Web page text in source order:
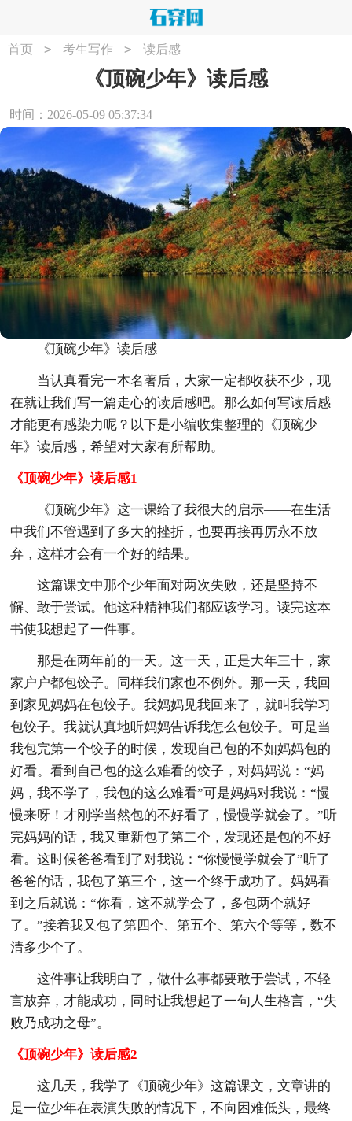
首页 > 考生写作 > 读后感
《顶碗少年》读后感
时间：2026-05-09 05:37:34
《顶碗少年》读后感
当认真看完一本名著后，大家一定都收获不少，现
在就让我们写一篇走心的读后感吧。那么如何写读后感
才能更有感染力呢？以下是小编收集整理的《顶碗少
年》读后感，希望对大家有所帮助。
《顶碗少年》读后感1
《顶碗少年》这一课给了我很大的启示——在生活
中我们不管遇到了多大的挫折，也要再接再厉永不放
弃，这样才会有一个好的结果。
这篇课文中那个少年面对两次失败，还是坚持不
懈、敢于尝试。他这种精神我们都应该学习。读完这本
书使我想起了一件事。
那是在两年前的一天。这一天，正是大年三十，家
家户户都包饺子。同样我们家也不例外。那一天，我回
到家见妈妈在包饺子。我妈妈见我回来了，就叫我学习
包饺子。我就认真地听妈妈告诉我怎么包饺子。可是当
我包完第一个饺子的时候，发现自己包的不如妈妈包的
好看。看到自己包的这么难看的饺子，对妈妈说：“妈
妈，我不学了，我包的这么难看”可是妈妈对我说：“慢
慢来呀！才刚学当然包的不好看了，慢慢学就会了。”听
完妈妈的话，我又重新包了第二个，发现还是包的不好
看。这时候爸爸看到了对我说：“你慢慢学就会了”听了
爸爸的话，我包了第三个，这一个终于成功了。妈妈看
到之后就说：“你看，这不就学会了，多包两个就好
了。”接着我又包了第四个、第五个、第六个等等，数不
清多少个了。
这件事让我明白了，做什么事都要敢于尝试，不轻
言放弃，才能成功，同时让我想起了一句人生格言，“失
败乃成功之母”。
《顶碗少年》读后感2
这几天，我学了《顶碗少年》这篇课文，文章讲的
是一位少年在表演失败的情况下，不向困难低头，最终